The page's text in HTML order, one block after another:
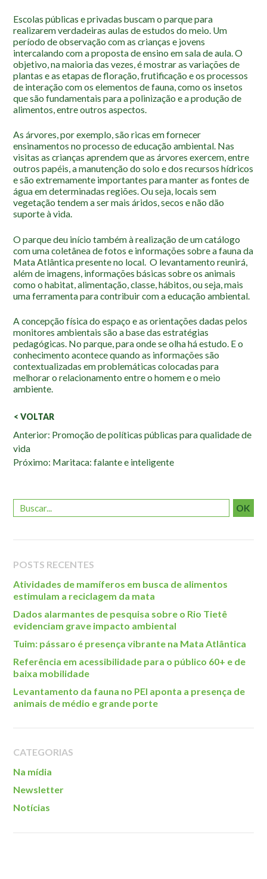
Como chegar
Perguntas frequentes
Assessoria de Imprensa
Localização
Escolas públicas e privadas buscam o parque para
realizarem verdadeiras aulas de estudos do meio. Um
período de observação com as crianças e jovens
intercalando com a proposta de ensino em sala de aula. O
objetivo, na maioria das vezes, é mostrar as variações de
plantas e as etapas de floração, frutificação e os processos
de interação com os elementos de fauna, como os insetos
que são fundamentais para a polinização e a produção de
alimentos, entre outros aspectos.
As árvores, por exemplo, são ricas em fornecer
ensinamentos no processo de educação ambiental. Nas
visitas as crianças aprendem que as árvores exercem, entre
outros papéis, a manutenção do solo e dos recursos hídricos
e são extremamente importantes para manter as fontes de
água em determinadas regiões. Ou seja, locais sem
vegetação tendem a ser mais áridos, secos e não dão
suporte à vida.
O parque deu início também à realização de um catálogo
com uma coletânea de fotos e informações sobre a fauna da
Mata Atlântica presente no local. O levantamento reunirá,
além de imagens, informações básicas sobre os animais
como o habitat, alimentação, classe, hábitos, ou seja, mais
uma ferramenta para contribuir com a educação ambiental.
A concepção física do espaço e as orientações dadas pelos
monitores ambientais são a base das estratégias
pedagógicas. No parque, para onde se olha há estudo. E o
conhecimento acontece quando as informações são
contextualizadas em problemáticas colocadas para
melhorar o relacionamento entre o homem e o meio
ambiente.
< VOLTAR
Veja
também:
Anterior: Promoção de políticas públicas para qualidade de
vida
Próximo: Maritaca: falante e inteligente
OK
POSTS RECENTES
Atividades de mamíferos em busca de alimentos
estimulam a reciclagem da mata
Dados alarmantes de pesquisa sobre o Rio Tietê
evidenciam grave impacto ambiental
Tuim: pássaro é presença vibrante na Mata Atlântica
Referência em acessibilidade para o público 60+ e de
baixa mobilidade
Levantamento da fauna no PEI aponta a presença de
animais de médio e grande porte
CATEGORIAS
Na mídia
Newsletter
Notícias